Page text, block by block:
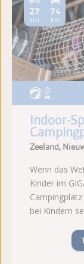
74
km
27
km
Indoor-
Zeeland,
Wenn das
Kinder im
bei Kindern